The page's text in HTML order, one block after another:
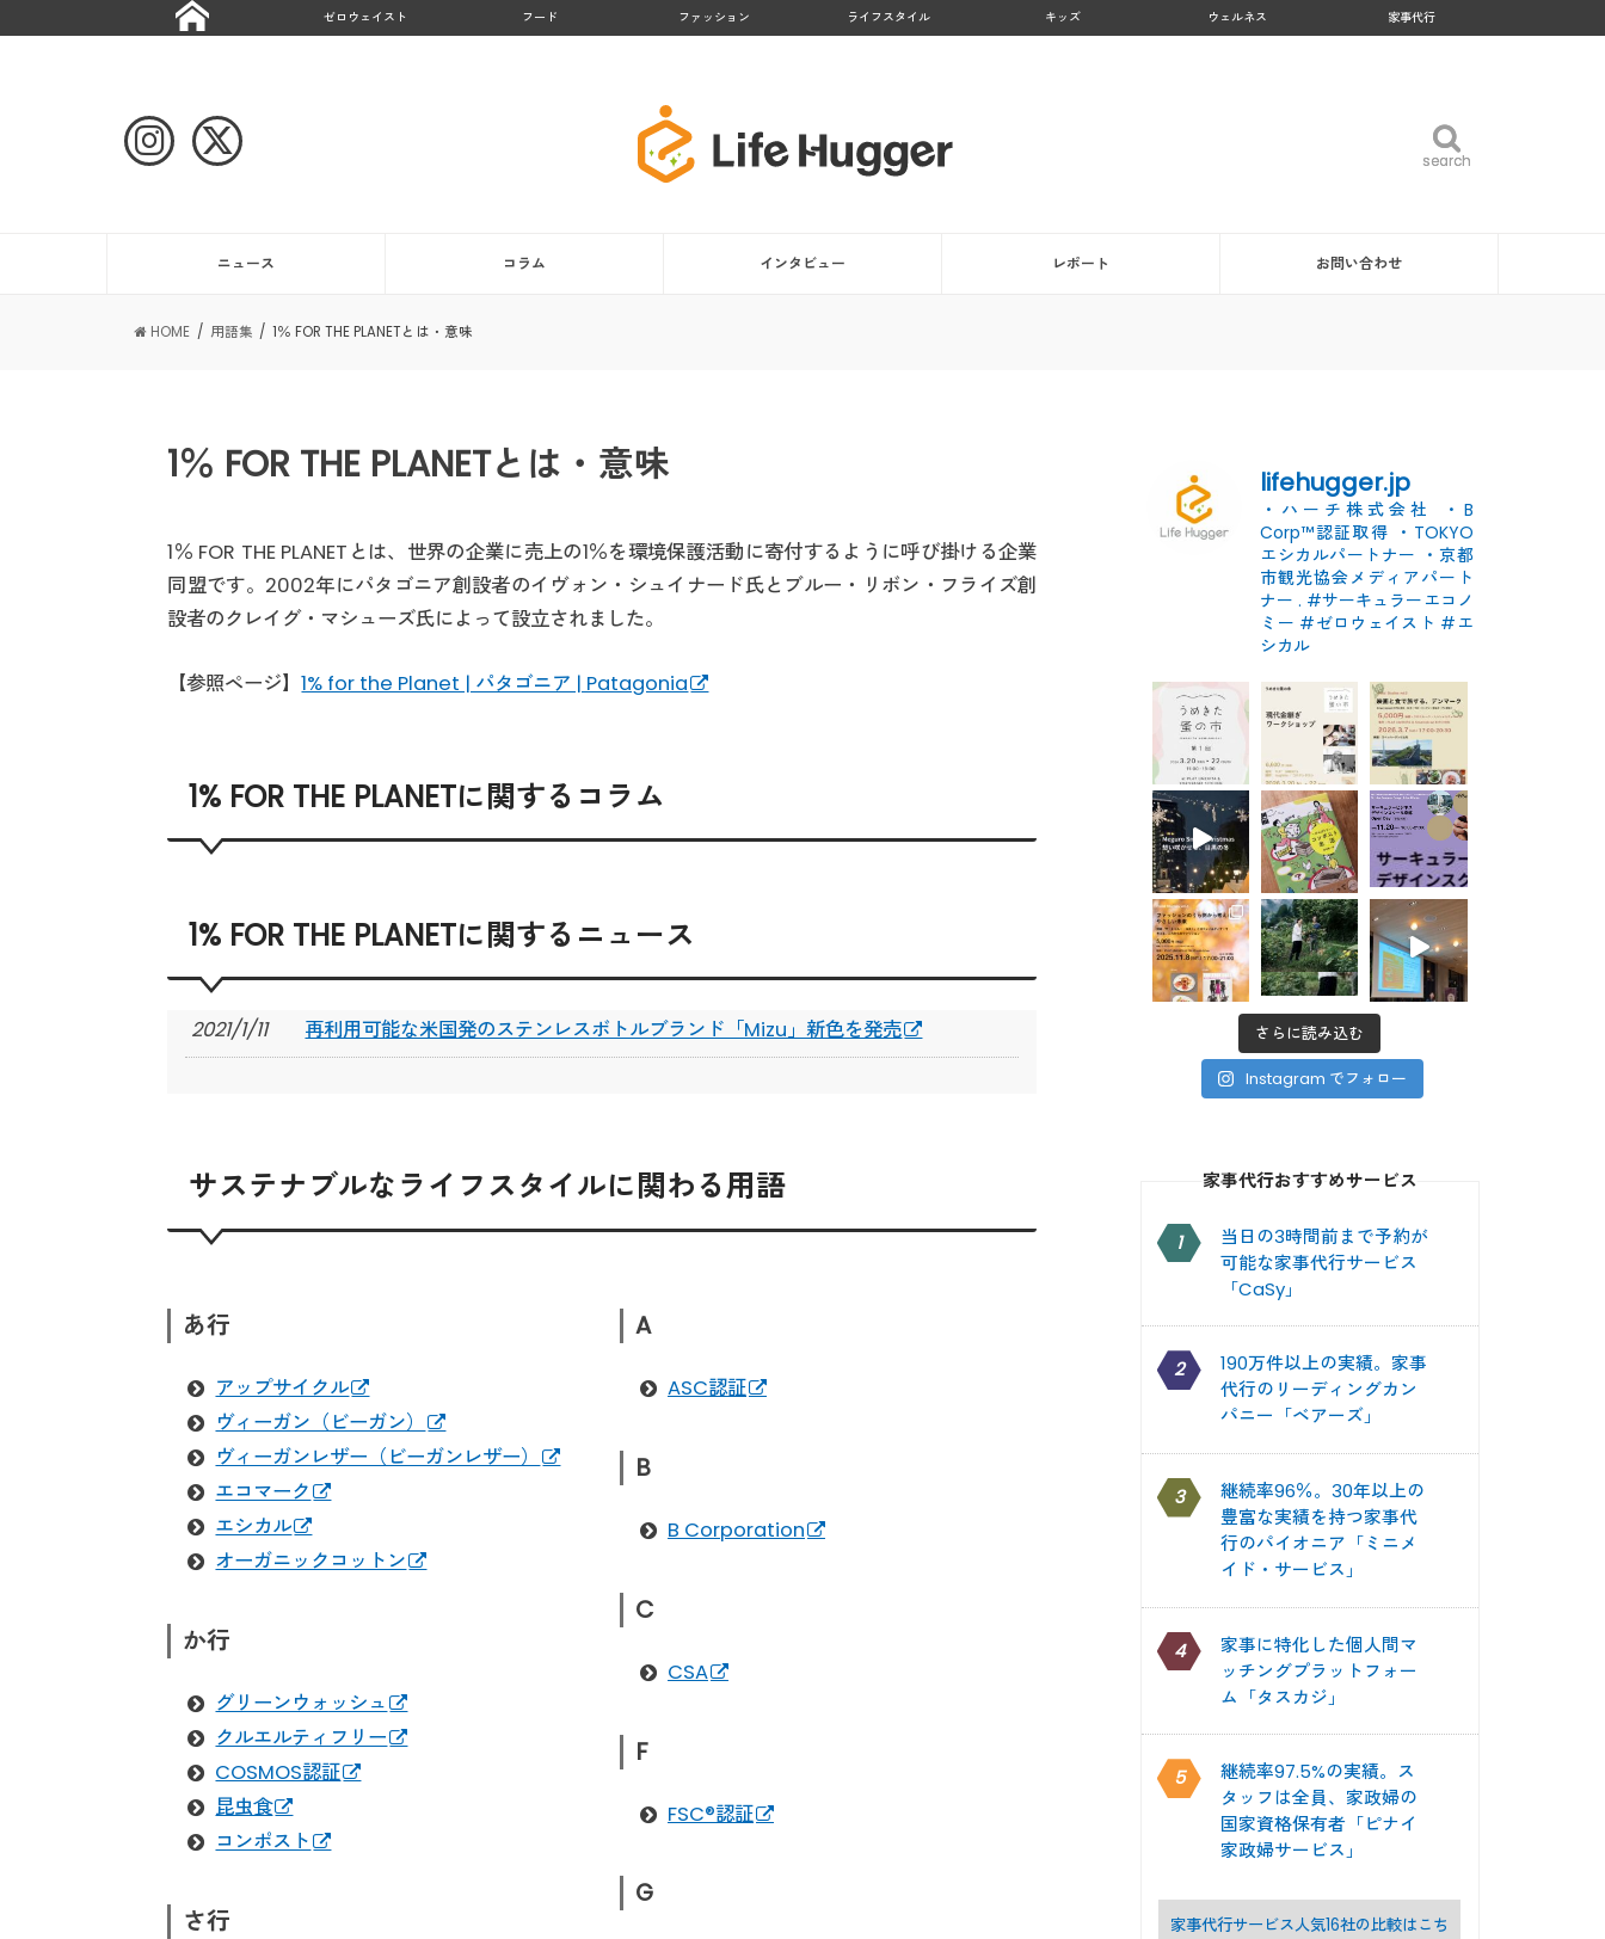
ゼロウェイスト フード ファッション ライフスタイル キッズ ウェルネス 家事代行
search
search
ニュース コラム インタビュー レポート お問い合わせ
HOME 用語集 1％ FOR THE PLANETとは・意味
1％ FOR THE PLANETとは・意味
1％ FOR THE PLANETとは、世界の企業に売上の1％を環境保護活動に寄付するように呼び掛ける企業
同盟です。2002年にパタゴニア創設者のイヴォン・シュイナード氏とブルー・リボン・フライズ創
設者のクレイグ・マシューズ氏によって設立されました。
【参照ページ】1% for the Planet | パタゴニア | Patagonia
1% FOR THE PLANETに関するコラム
1% FOR THE PLANETに関するニュース
2021/1/11 再利用可能な米国発のステンレスボトルブランド「Mizu」新色を発売
サステナブルなライフスタイルに関わる用語
あ行
アップサイクル
ヴィーガン（ビーガン）
ヴィーガンレザー（ビーガンレザー）
エコマーク
エシカル
オーガニックコットン
か行
グリーンウォッシュ
クルエルティフリー
COSMOS認証
昆虫食
コンポスト
さ行
A
ASC認証
B
B Corporation
C
CSA
F
FSC®認証
G
lifehugger.jp
・ハーチ株式会社
・B
Corp™認証取得 ・TOKYO
エシカルパートナー ・京都
市観光協会メディアパート
ナー . #サーキュラーエコノ
ミー #ゼロウェイスト #エ
シカル
さらに読み込む
Instagram でフォロー
家事代行おすすめサービス
1
当日の3時間前まで予約が
可能な家事代行サービス
「CaSy」
2
190万件以上の実績。家事
代行のリーディングカン
パニー「ベアーズ」
3
継続率96％。30年以上の
豊富な実績を持つ家事代
行のパイオニア「ミニメ
イド・サービス」
4
家事に特化した個人間マ
ッチングプラットフォー
ム「タスカジ」
5
継続率97.5%の実績。ス
タッフは全員、家政婦の
国家資格保有者「ピナイ
家政婦サービス」
家事代行サービス人気16社の比較はこち